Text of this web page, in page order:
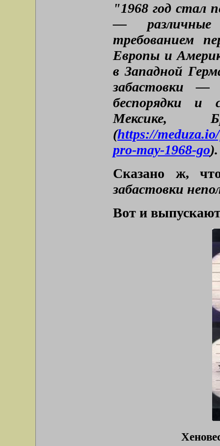
"1968 год стал
— различные
требованием
Европы и
в Западной
забастовки —
беспорядки и
Мексике,
(https://
pro-may-1968-go).
Сказано ж,
забастовки
Вот и